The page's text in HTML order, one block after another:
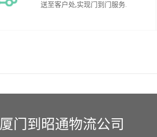
送至客户处,实现门到门服务.
厦门到昭通物流公司